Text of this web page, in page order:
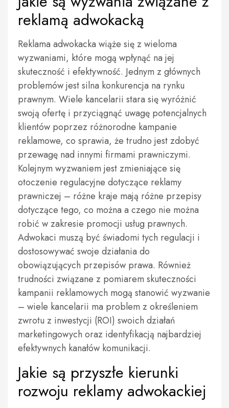
reklamą adwokacką
Reklama adwokacka wiąże się z wieloma
wyzwaniami, które mogą wpłynąć na jej
skuteczność i efektywność. Jednym z głównych
problemów jest silna konkurencja na rynku
prawnym. Wiele kancelarii stara się wyróżnić
swoją ofertę i przyciągnąć uwagę potencjalnych
klientów poprzez różnorodne kampanie
reklamowe, co sprawia, że trudno jest zdobyć
przewagę nad innymi firmami prawniczymi.
Kolejnym wyzwaniem jest zmieniające się
otoczenie regulacyjne dotyczące reklamy
prawniczej – różne kraje mają różne przepisy
dotyczące tego, co można a czego nie można
robić w zakresie promocji usług prawnych.
Adwokaci muszą być świadomi tych regulacji i
dostosowywać swoje działania do
obowiązujących przepisów prawa. Również
trudności związane z pomiarem skuteczności
kampanii reklamowych mogą stanowić wyzwanie
– wiele kancelarii ma problem z określeniem
zwrotu z inwestycji (ROI) swoich działań
marketingowych oraz identyfikacją najbardziej
efektywnych kanałów komunikacji.
Jakie są przyszłe kierunki
rozwoju reklamy adwokackiej